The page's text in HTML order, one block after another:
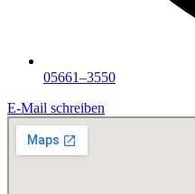
05661–3550
E-Mail schreiben